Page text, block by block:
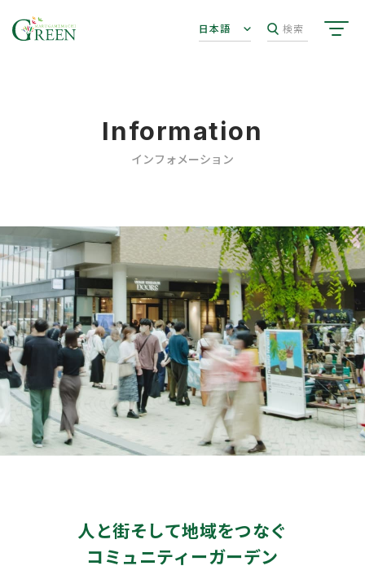
日本語 検索
Information
インフォメーション
人と街そして地域をつなぐ
コミュニティーガーデン